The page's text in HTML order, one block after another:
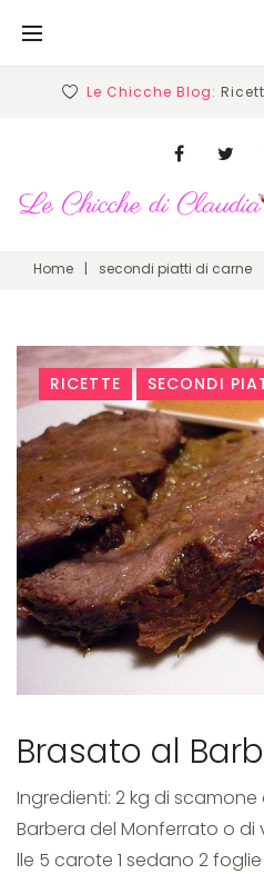
Le Chicche Blog:
Facebook
Home | secondi piatti di carne
Tag:
secondi
piatti
di
carne
RICETTE SECONDI
Brasato al
Ingredienti: 2 kg di scamone
Barbera del Monferrato o
lle 5 carote 1 sedano 2